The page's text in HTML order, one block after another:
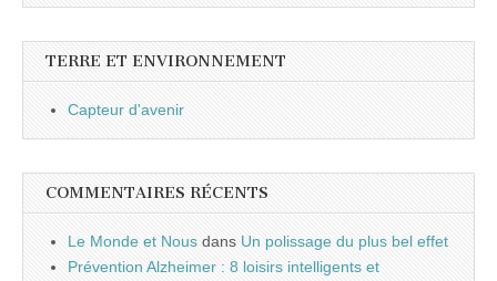
TERRE ET ENVIRONNEMENT
Capteur d'avenir
COMMENTAIRES RÉCENTS
Le Monde et Nous dans Un polissage du plus bel effet
Prévention Alzheimer : 8 loisirs intelligents et